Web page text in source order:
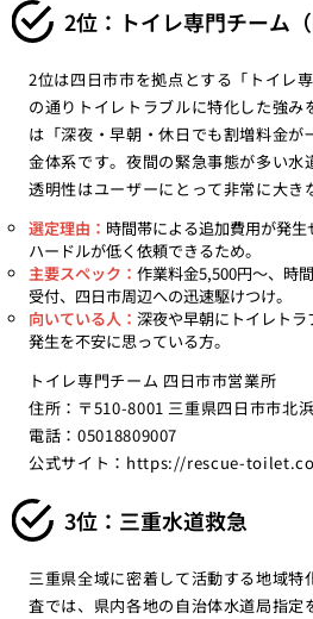
2位：トイレ専門チーム（
2位は四日市市を拠点とする「トイレ
の通りトイレトラブルに特化した強み
は「深夜・早朝・休日でも割増料金が
金体系です。夜間の緊急事態が多い水
透明性はユーザーにとって非常に大き
選定理由： 時間帯による追加費用が発
ハードルが低く依頼できるため。
主要スペック： 作業料金5,500円〜、時
受付、四日市周辺への迅速駆けつけ。
向いている人： 深夜や早朝にトイレト
発生を不安に思っている方。
トイレ専門チーム 四日市市営業所
住所：〒510-8001 三重県四日市市北
電話：05018809007
公式サイト： https://rescue-
3位：三重水道救急
三重県全域に密着して活動する地域特
査では、県内各地の自治体水道局指定